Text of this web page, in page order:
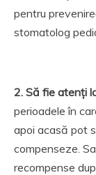
pentru
stomatolog
2. Să fie atenți
perioadele în
apoi acasă pot
compenseze.
recompense